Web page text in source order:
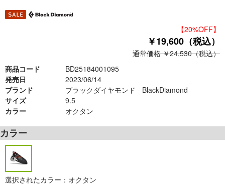
【20%OFF】
￥19,600（税込）
通常価格 ￥24,530（税込）
商品コード
BD25184001095
発売日
2023/06/14
ブランド
ブラックダイヤモンド - BlackDiamond
サイズ
9.5
カラー
オクタン
カラー
選択されたカラー：オクタン